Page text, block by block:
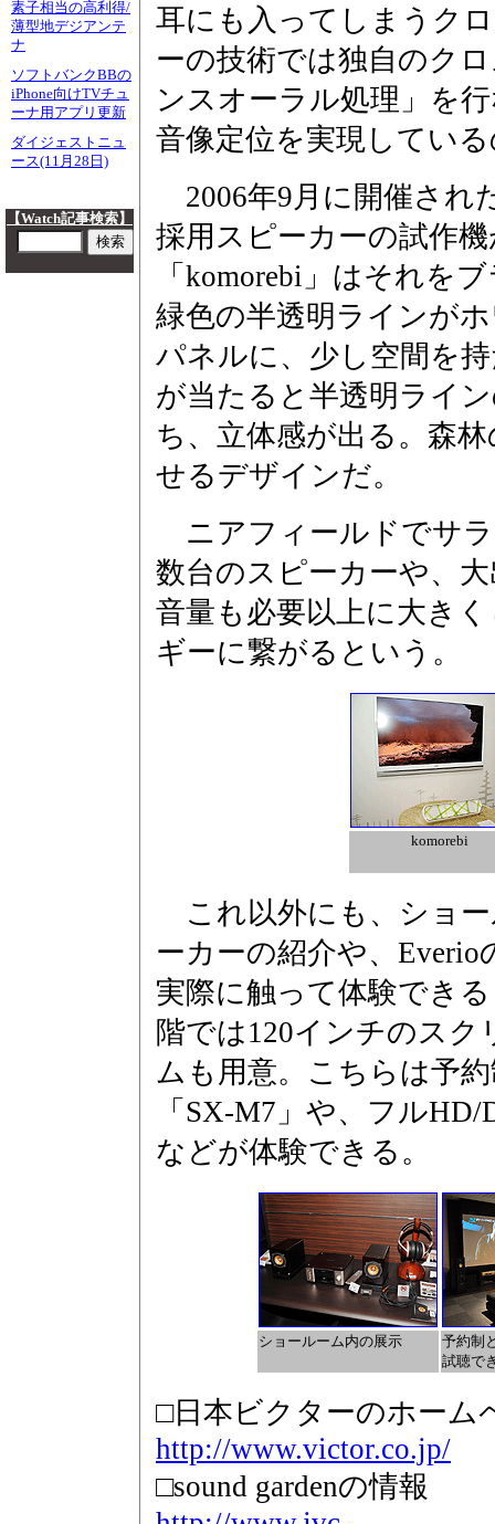
素子相当の高利得/
薄型地デジアンテ
ナ
ソフトバンクBBの
iPhone向けTVチュ
ーナ用アプリ更新
ダイジェストニュ
ース(11月28日)
【Watch記事検索】
耳にも入ってしまうク
ーの技術では独自のク
ンスオーラル処理」を
音像定位を実現してい
2006年9月に開催され
採用スピーカーの試作
「komorebi」はそれを
緑色の半透明ラインが
パネルに、少し空間を
が当たると半透明ライ
ち、立体感が出る。森
せるデザインだ。
ニアフィールドでサ
数台のスピーカーや、
音量も必要以上に大き
ギーに繋がるという。
komorebi
これ以外にも、ショ
ーカーの紹介や、
実際に触って体験でき
階では120インチのス
ムも用意。こちらは予
「SX-M7」や、フル
などが体験できる。
ショールーム内の展示
予約制
試聴で
□日本ビクターのホーム
http://www.victor.co.jp/
□sound gardenの情報